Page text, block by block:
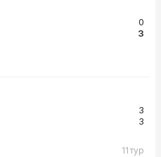
0
3
3
3
11 тур